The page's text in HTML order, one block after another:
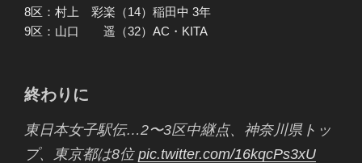
8区：村上 彩楽（14）稲田中 3年
9区：山口 遥（32）AC・KITA
終わりに
東日本女子駅伝…2〜3区中継点、神奈川県トッ
プ、東京都は8位 pic.twitter.com/16kqcPs3xU